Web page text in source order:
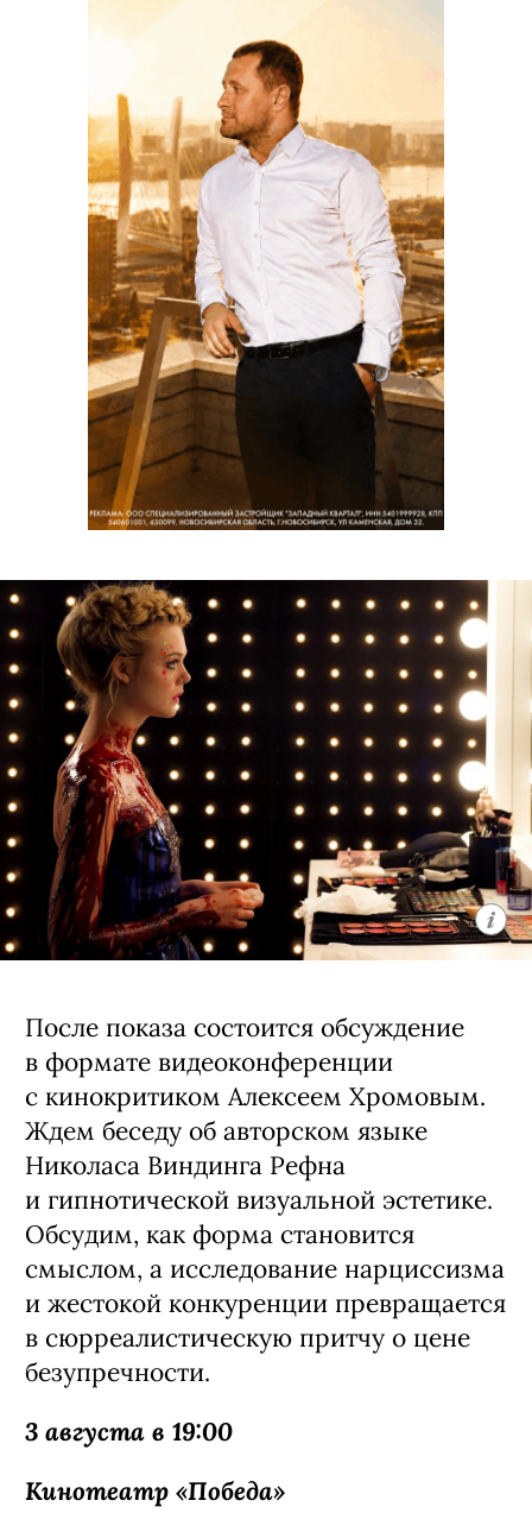
После показа состоится обсуждение
в формате видеоконференции
с кинокритиком Алексеем Хромовым.
Ждем беседу об авторском языке
Николаса Виндинга Рефна
и гипнотической визуальной эстетике.
Обсудим, как форма становится
смыслом, а исследование нарциссизма
и жестокой конкуренции превращается
в сюрреалистическую притчу о цене
безупречности.
3 августа в 19:00
Кинотеатр «Победа»